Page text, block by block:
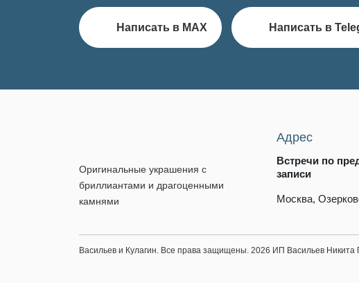
Написать в MAX Написать в
Оригинальные украшения с
бриллиантами и драгоценными
камнями
Адрес
Встречи по
записи
Москва,
Васильев и Кулагин. Все права защищены. 2026 ИП Васильев